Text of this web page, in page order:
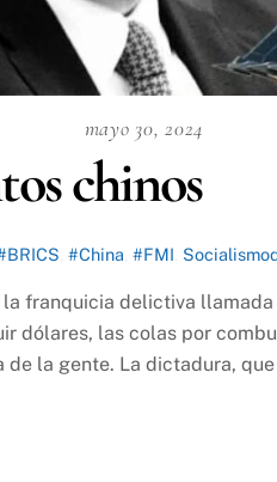
mayo 30, 2024
chinos
#China #FMI
franquicia delictiva
dólares, las colas por
de la gente. La dictadura,